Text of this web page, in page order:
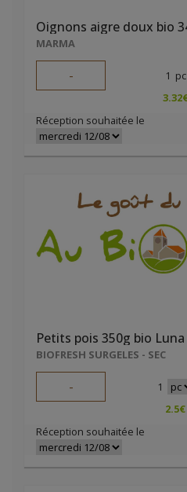
Oignons aigre doux bio
MARMA
- 1 pc
3.32
Réception souhaitée le
Petits pois 350g bio Luna
BIOFRESH SURGELES - SEC
- 1
2.5€
Réception souhaitée le